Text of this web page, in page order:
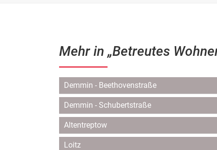
Mehr in „Betreutes
Navigation
überspringen
Demmin - Beethovenstraße
Demmin - Schubertstraße
Altentreptow
Loitz